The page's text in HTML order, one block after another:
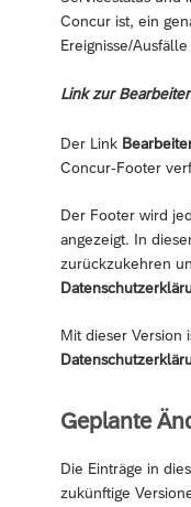
Concur ist, ein
Ereignisse/
Link zur
Der Link
Concur-Footer
Der Footer wird
angezeigt. In
zurückzukehren
Mit dieser Version
Geplante
Die Einträge in
zukünftige